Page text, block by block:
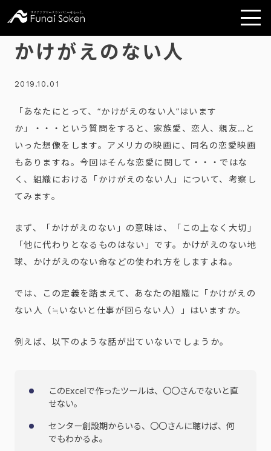
かけがえのない人
2019.10.01
「あなたにとって、“かけがえのない人”はいます
か」・・・という質問をすると、家族愛、恋人、親友…と
いった想像をします。アメリカの映画に、同名の恋愛映画
もありますね。今回はそんな恋愛に関して・・・ではな
く、組織における「かけがえのない人」について、考察し
てみます。
まず、「かけがえのない」の意味は、「この上なく大切」
「他に代わりとなるものはない」です。かけがえのない地
球、かけがえのない命などの使われ方をしますよね。
では、この定義を踏まえて、あなたの組織に「かけがえの
ない人（≒いないと仕事が回らない人）」はいますか。
例えば、以下のような話が出ていないでしょうか。
このExcelで作ったツールは、〇〇さんでないと直
せない。
センター創設期からいる、〇〇さんに聴けば、何
でもわかるよ。